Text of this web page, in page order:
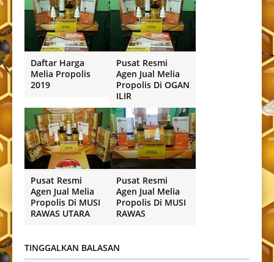
Daftar Harga
Melia Propolis
2019
Pusat Resmi
Agen Jual Melia
Propolis Di OGAN
ILIR
Pusat Resmi
Agen Jual Melia
Propolis Di MUSI
RAWAS UTARA
Pusat Resmi
Agen Jual Melia
Propolis Di MUSI
RAWAS
TINGGALKAN BALASAN